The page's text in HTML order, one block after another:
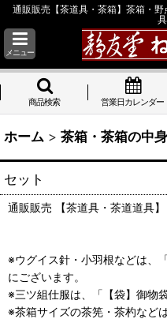
通販販売【茶道具・茶箱】茶箱・
メニュー
商品検索 営業日カレンダー
ホーム > 茶箱・茶箱の中
セット
通販販売 【茶道具・茶道道具
※ウグイス針・小羽根などは、
にございます。
※三ツ組仕服は、「【袋】御物
※茶箱サイズの茶筅・茶杓など